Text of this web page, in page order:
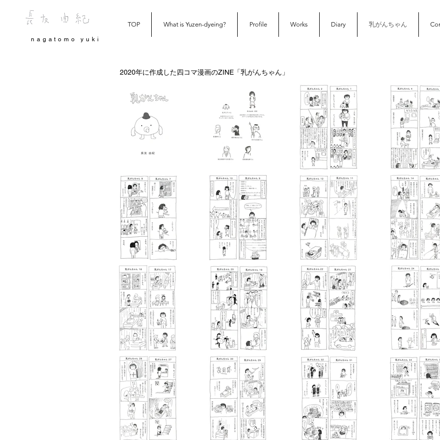
nagatomo yuki
TOP What is Yuzen-dyeing? Profile Works Diary 乳がんちゃん
2020年に作成した四コマ漫画のZINE「乳がんちゃん」